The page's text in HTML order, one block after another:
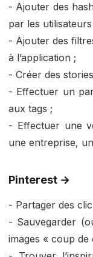
- Ajouter des
par les
- Ajouter des
à l’application ;
- Créer des
- Effectuer un
aux tags ;
- Effectuer une
une entreprise,
Pinterest →
- Partager des
- Sauvegarder
images « coup